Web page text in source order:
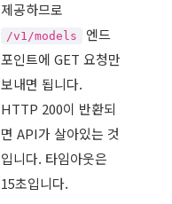
제공하므로
/v1/models
엔드
포인트에 GET 요청만
보내면 됩니다.
HTTP 200이 반환되
면 API가 살아있는 것
입니다. 타임아웃은
15초입니다.